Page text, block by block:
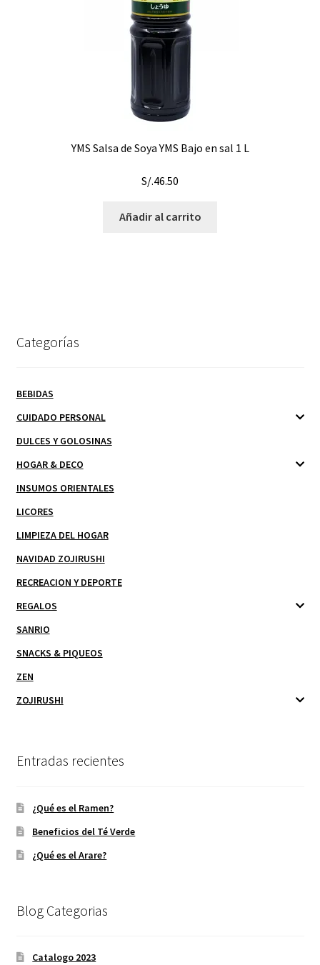
YMS Salsa de Soya YMS Bajo en sal 1 L
S/.46.50
Añadir al carrito
Categorías
BEBIDAS
CUIDADO PERSONAL
DULCES Y GOLOSINAS
HOGAR & DECO
INSUMOS ORIENTALES
LICORES
LIMPIEZA DEL HOGAR
NAVIDAD ZOJIRUSHI
RECREACION Y DEPORTE
REGALOS
SANRIO
SNACKS & PIQUEOS
ZEN
ZOJIRUSHI
Entradas recientes
¿Qué es el Ramen?
Beneficios del Té Verde
¿Qué es el Arare?
Blog Categorias
Catalogo 2023